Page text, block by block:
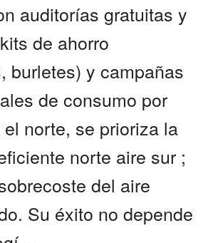
auditorías gratuitas y
de ahorro
burletes) y campañas
de consumo por
norte, se prioriza la
norte aire sur ;
del aire
Su éxito no depende